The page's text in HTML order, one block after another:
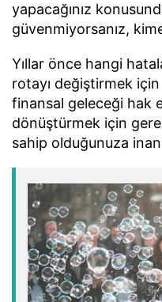
yapacağınız
güvenmiyorsanız,
Yıllar önce hangi
rotayı değiştirmek
finansal geleceği hak
dönüştürmek için
sahip olduğunuza